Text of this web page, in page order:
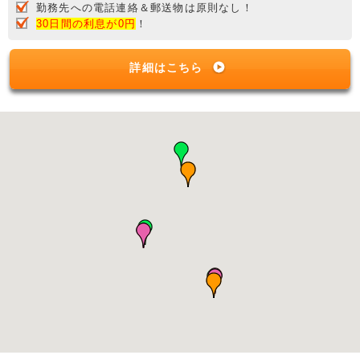
勤務先への電話連絡＆郵送物は原則なし！
30日間の利息が0円 ！
詳細はこちら